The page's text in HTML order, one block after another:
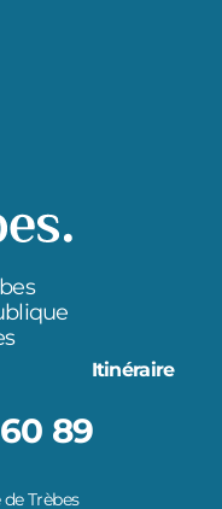
Itinéraire
89
Trèbes